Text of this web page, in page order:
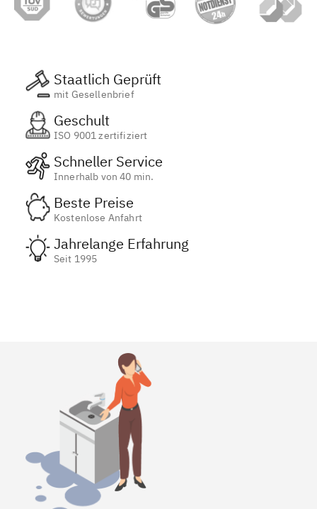
Staatlich Geprüft
mit Gesellenbrief
Geschult
ISO 9001 zertifiziert
Schneller Service
Innerhalb von 40 min.
Beste Preise
Kostenlose Anfahrt
Jahrelange Erfahrung
Seit 1995